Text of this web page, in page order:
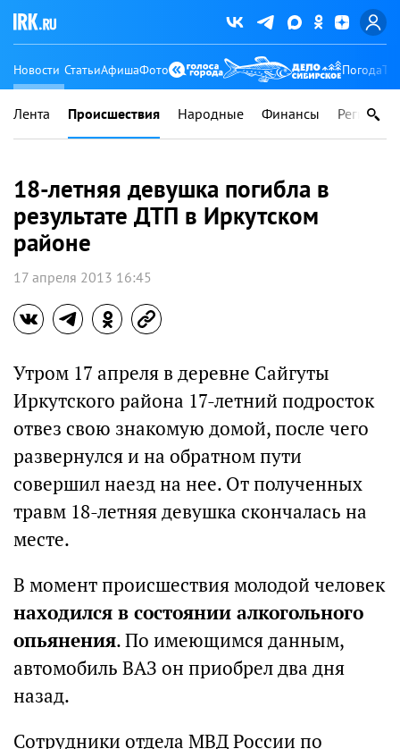
Новости СтатьиАфишаФото Погода
Лента Происшествия Народные Финансы Регионы
18-летняя девушка погибла в
результате ДТП в Иркутском
районе
17 апреля 2013 16:45
Утром 17 апреля в деревне Сайгуты
Иркутского района 17-летний подросток
отвез свою знакомую домой, после чего
развернулся и на обратном пути
совершил наезд на нее. От полученных
травм 18-летняя девушка скончалась на
месте.
В момент происшествия молодой человек
находился в состоянии алкогольного
опьянения. По имеющимся данным,
автомобиль ВАЗ он приобрел два дня
назад.
Сотрудники отдела МВД России по